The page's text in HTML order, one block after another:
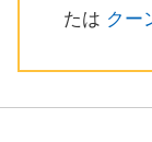
たは クー